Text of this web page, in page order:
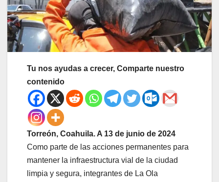
Tu nos ayudas a crecer, Comparte nuestro
contenido
Torreón, Coahuila. A 13 de junio de 2024
Como parte de las acciones permanentes para
mantener la infraestructura vial de la ciudad
limpia y segura, integrantes de La Ola